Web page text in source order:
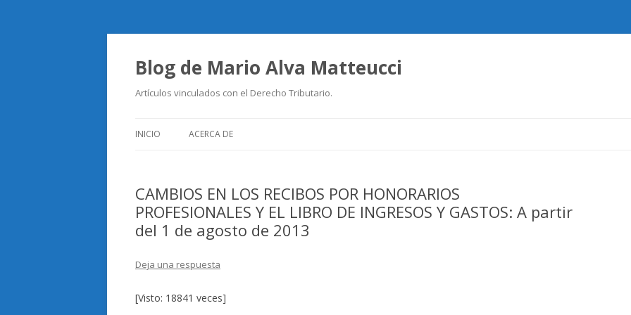
Blog de Mario Alva Matteucci
Artículos vinculados con el Derecho Tributario.
INICIO ACERCA DE
CAMBIOS EN LOS RECIBOS POR HONORARIOS
PROFESIONALES Y EL LIBRO DE INGRESOS Y GASTOS: A partir
del 1 de agosto de 2013
Deja una respuesta
[Visto: 18841 veces]